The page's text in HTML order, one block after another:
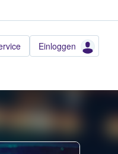
Einloggen